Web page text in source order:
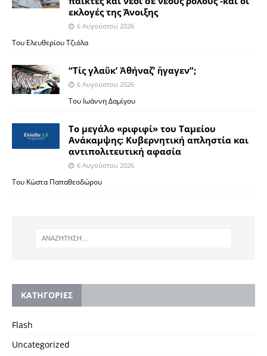
εκλογές της Άνοιξης
6 Αυγούστου 2026
Του Ελευθερίου Τζιόλα
“Τίς γλαῦκ’ Ἀθήναζ’ ἤγαγεν”;
6 Αυγούστου 2026
Του Ιωάννη Δαμίγου
Το μεγάλο «ριφιφί» του Ταμείου
Ανάκαμψης: Κυβερνητική απληστία και
αντιπολιτευτική αφασία
6 Αυγούστου 2026
Του Κώστα Παπαθεοδώρου
KΑΤΗΓΟΡΙΕΣ
Flash
Uncategorized